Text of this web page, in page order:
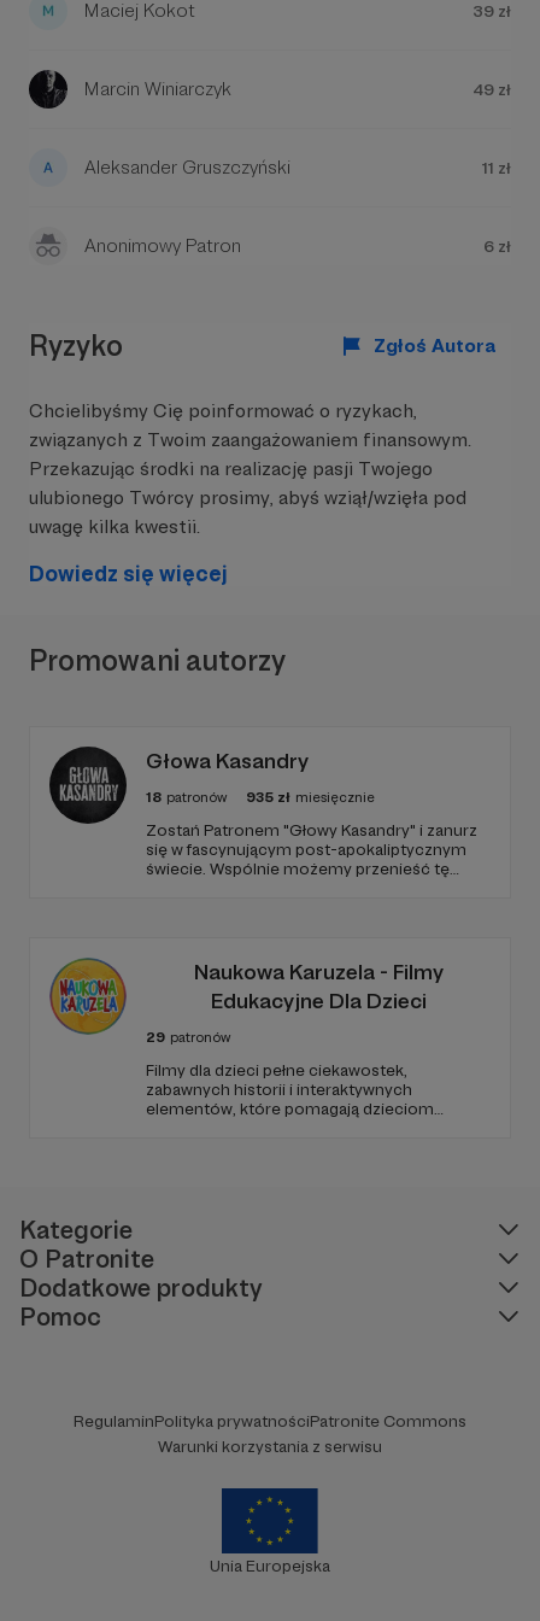
chętnie poznam zamożnego skandynawa
moje ulubione cechy osobowości: byłby
opanowany i chłodny w połączeniu z byciem
każdego kto mówi w języku arabeli.
ps. proszę o wsparcie. pragnę wyjechać do japonii
ale jakaś pradawna siła trzyma mnie tu niczym
miska z zabetonowanymi stopami. jestem specką
od reklam i chętnie coś zareklamuję tak jak tytus
Maciej Kokot 39 zł
Marcin Winiarczyk 49 zł
Aleksander Gruszczyński 11 zł
Anonimowy Patron 6 zł
Ryzyko Zgłoś Autora
Chcielibyśmy Cię poinformować o ryzykach,
związanych z Twoim zaangażowaniem finansowym.
Przekazując środki na realizację pasji Twojego
ulubionego Twórcy prosimy, abyś wziął/wzięła pod
uwagę kilka kwestii.
Dowiedz się więcej
Promowani autorzy
Głowa Kasandry
18 patronów 935 zł miesięcznie
​Zostań Patronem "Głowy Kasandry" i zanurz
się w fascynującym post-apokaliptycznym
świecie. Wspólnie możemy przenieść tę
Naukowa Karuzela - Filmy
Edukacyjne Dla Dzieci
29 patronów
Filmy dla dzieci pełne ciekawostek,
zabawnych historii i interaktywnych
elementów, które pomagają dzieciom
Kategorie
O Patronite
Dodatkowe produkty
Pomoc
RegulaminPolityka prywatnościPatronite Commons
Warunki korzystania z serwisu
Unia Europejska